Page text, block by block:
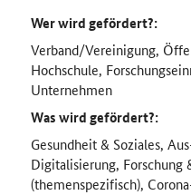
Wer wird gefördert?:
Verband/Vereinigung,
Hochschule,
Unternehmen
Was wird gefördert?:
Gesundheit & Soziales,
Digitalisierung, Forschung
(themenspezifisch),